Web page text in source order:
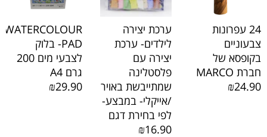
24 עפרונות
צבעוניים
בקופסא של
חברת MARCO
₪24.90
ערכת יצירה
לילדים- ערכת
יצירה עם
פלסטלינה
שמתייבשת באויר
/אייקלי- במבצע-
לפי בחירת דגם
₪16.90
WATERCOLOUR
PAD- בלוק
לצבעי מים 200
גרם A4
₪29.90